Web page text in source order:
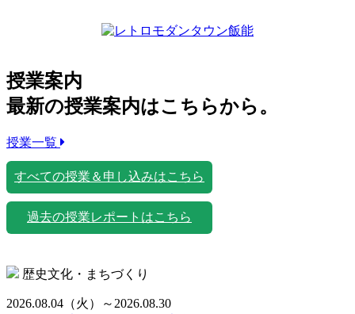
授業案内
最新の授業案内はこちらから。
授業一覧
すべての授業＆申し込みはこちら
過去の授業レポートはこちら
歴史文化・まちづくり
2026.08.04 （火）
～2026.08.30